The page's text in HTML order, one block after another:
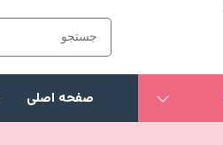
صفحه اصلی